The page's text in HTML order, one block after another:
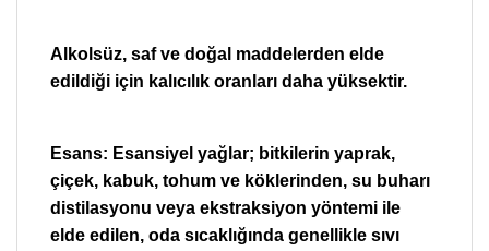
Alkolsüz, saf ve doğal maddelerden elde
edildiği için kalıcılık oranları daha yüksektir.
Esans: Esansiyel yağlar; bitkilerin yaprak,
çiçek, kabuk, tohum ve köklerinden, su buharı
distilasyonu veya ekstraksiyon yöntemi ile
elde edilen, oda sıcaklığında genellikle sıvı